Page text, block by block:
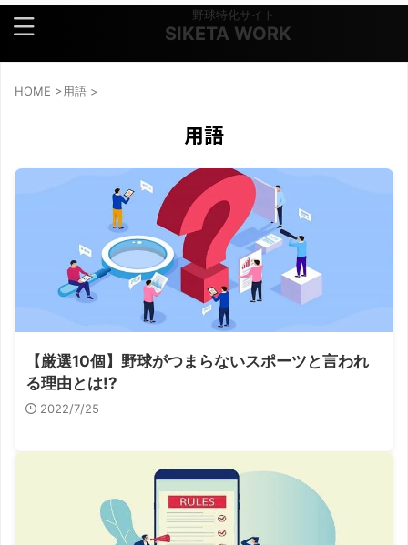
野球特化サイト
SIKETA WORK
HOME >用語 >
用語
【厳選10個】野球がつまらないスポーツと言われ
る理由とは!?
2022/7/25